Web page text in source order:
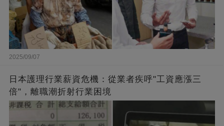
2025/09/07
日本護理行業薪資危機：從業者疾呼"工資應漲三
倍"，離職潮折射行業困境